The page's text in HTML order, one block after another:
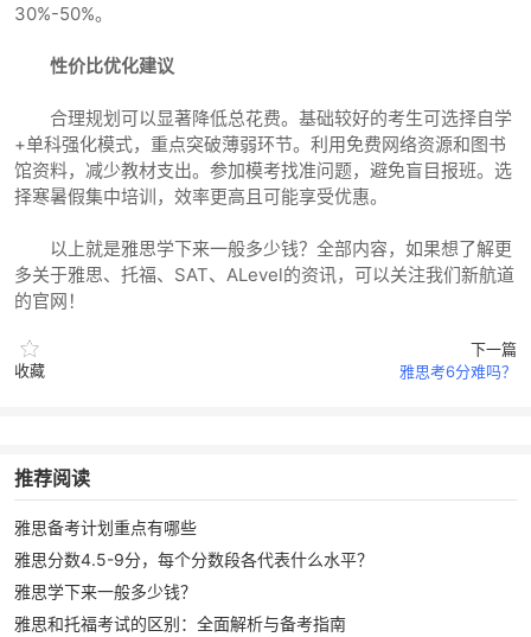
30%-50%。
性价比优化建议
合理规划可以显著降低总花费。基础较好的考生可选择自学
+单科强化模式，重点突破薄弱环节。利用免费网络资源和图书
馆资料，减少教材支出。参加模考找准问题，避免盲目报班。选
择寒暑假集中培训，效率更高且可能享受优惠。
以上就是雅思学下来一般多少钱？全部内容，如果想了解更
多关于雅思、托福、SAT、ALevel的资讯，可以关注我们新航道
的官网！
收藏
下一篇
雅思考6分难吗？
推荐阅读
雅思备考计划重点有哪些
雅思分数4.5-9分，每个分数段各代表什么水平？
雅思学下来一般多少钱？
雅思和托福考试的区别：全面解析与备考指南